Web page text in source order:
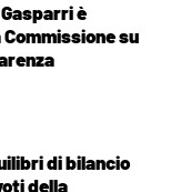
è
su
di bilancio
della